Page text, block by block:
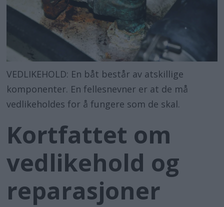
VEDLIKEHOLD: En båt består av atskillige
komponenter. En fellesnevner er at de må
vedlikeholdes for å fungere som de skal.
Kortfattet om
vedlikehold og
reparasjoner